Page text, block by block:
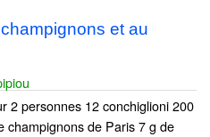
et au
2 personnes 12 conchiglioni 200
champignons de Paris 7 g de